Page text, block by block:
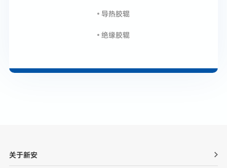
导热胶辊
绝缘胶辊
关于新安